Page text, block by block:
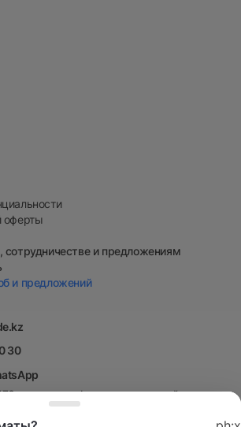
оферты
сотрудничестве и предложениям
и предложений
30
на ведение фармацевтической